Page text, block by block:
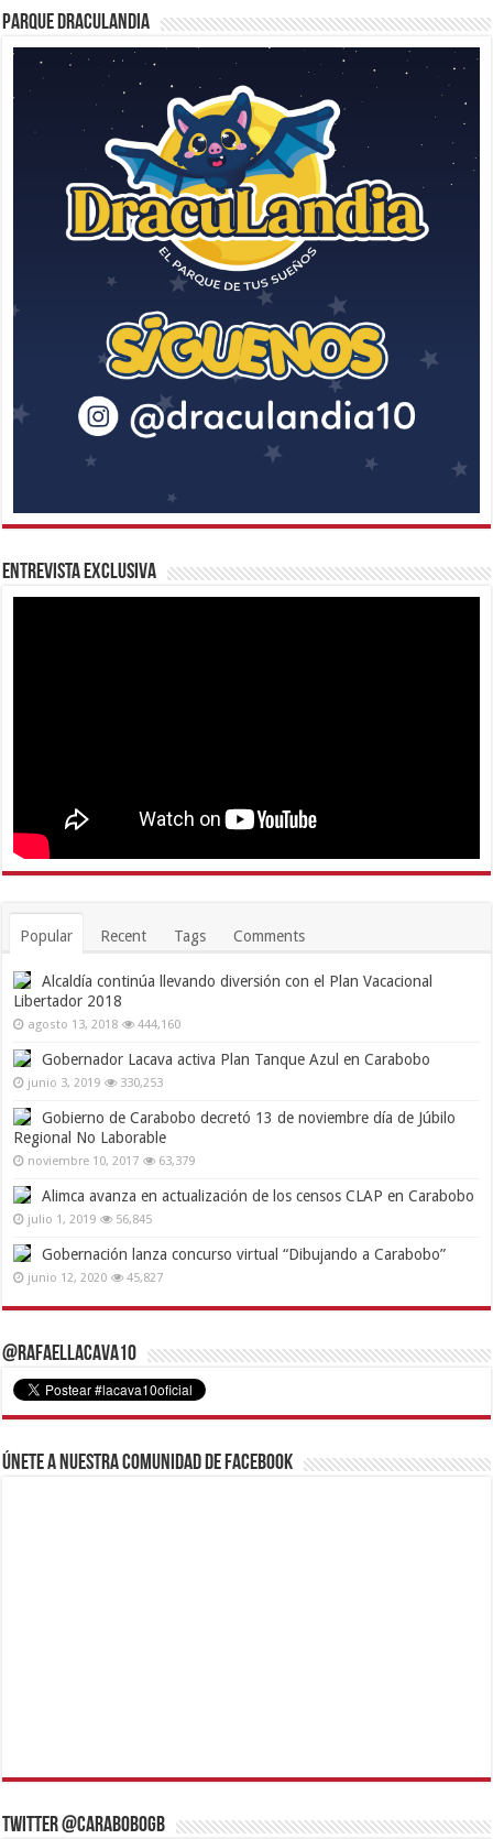
Parque Draculandia
Entrevista Exclusiva
Popular Recent Tags Comments
Alcaldía continúa llevando diversión con el Plan Vacacional
Libertador 2018
agosto 13, 2018 444,160
Gobernador Lacava activa Plan Tanque Azul en Carabobo
junio 3, 2019 330,253
Gobierno de Carabobo decretó 13 de noviembre día de Júbilo
Regional No Laborable
noviembre 10, 2017 63,379
Alimca avanza en actualización de los censos CLAP en Carabobo
julio 1, 2019 56,845
Gobernación lanza concurso virtual “Dibujando a Carabobo”
junio 12, 2020 45,827
@RafaelLacava10
Únete a nuestra comunidad de Facebook
Twitter @CaraboboGB